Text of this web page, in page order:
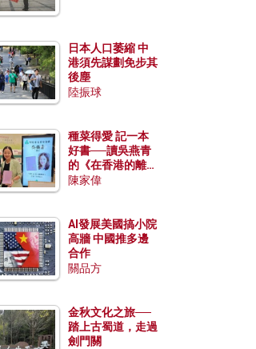
日本人口萎縮 中
港須先謀劃免步其
後塵
陸振球
種菜得愛 記一本
好書──讀吳燕青
的《在香港的離島
種菜》
陳家偉
AI發展美國搞小院
高牆 中國推多邊
合作
關品方
金秋文化之旅──
踏上古蜀道，走過
劍門關